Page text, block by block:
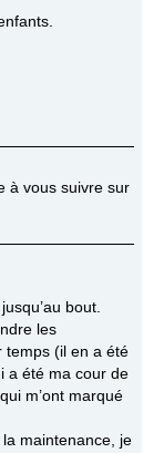
à vous suivre sur
bout.
les
temps (il en a été
a été ma cour de
m’ont marqué
maintenance, je